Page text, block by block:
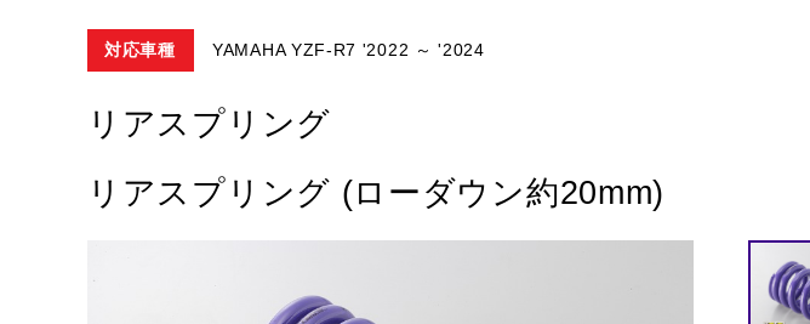
対応車種 YAMAHA YZF-R7 '2022 ～ '2024
リアスプリング
リアスプリング (ローダウン約20mm)